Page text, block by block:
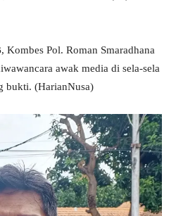
Pol. Roman Smaradhana
awak media di sela-sela
bukti. (HarianNusa)